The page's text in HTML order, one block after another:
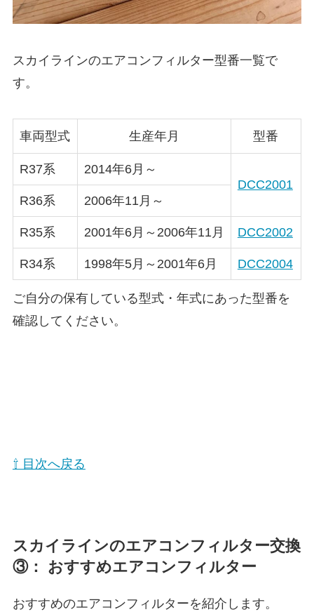
スカイラインのエアコンフィルター型番一覧で
す。
車両型式 生産年月 型番
R37系
2014年6月～
DCC2001
R36系
2006年11月～
R35系 2001年6月～2006年11月 DCC2002
R34系 1998年5月～2001年6月 DCC2004
ご自分の保有している型式・年式にあった型番を
確認してください。
⇧ 目次へ戻る
スカイラインのエアコンフィルター交換
③： おすすめエアコンフィルター
おすすめのエアコンフィルターを紹介します。